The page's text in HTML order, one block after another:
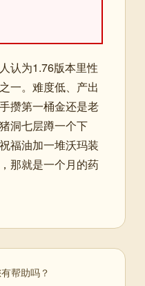
认为1.76版本里性
一。难度低、产出
攒第一桶金还是老
洞七层蹲一个下
福油加一堆沃玛装
那就是一个月的药
帮助吗？